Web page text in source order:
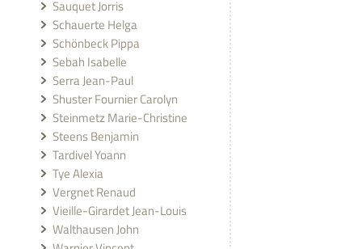
Sauquet Jorris
Schauerte Helga
Schönbeck Pippa
Sebah Isabelle
Serra Jean-Paul
Shuster Fournier Carolyn
Steinmetz Marie-Christine
Steens Benjamin
Tardivel Yoann
Tye Alexia
Vergnet Renaud
Vieille-Girardet Jean-Louis
Walthausen John